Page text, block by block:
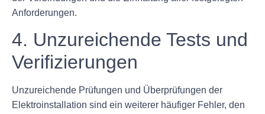
Anforderungen.
4. Unzureichende Tests und
Verifizierungen
Unzureichende Prüfungen und Überprüfungen der
Elektroinstallation sind ein weiterer häufiger Fehler, den